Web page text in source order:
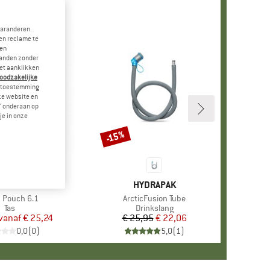
Pouch 6.1
Productgroep
Tas
Prijs
Verlaagde prijs
€ 25,24
0,0(0)
MERK
HYDRAPAK
Artikel
ArcticFusion Tube
Productgroep
Drinkslang
Prijs
€ 25,95Verlaagde prijs
€ 22,06
5,0(1)
Korting
-15%
reclame te
zonder
aanklikken
toestemming
website en
onderaan op
in onze